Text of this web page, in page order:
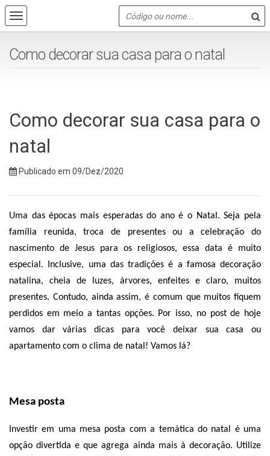
Como decorar sua casa para o natal
Como decorar sua casa para o
natal
Publicado em 09/Dez/2020
Uma das épocas mais esperadas do ano é o Natal. Seja pela
família reunida, troca de presentes ou a celebração do
nascimento de Jesus para os religiosos, essa data é muito
especial. Inclusive, uma das tradições é a famosa decoração
natalina, cheia de luzes, árvores, enfeites e claro, muitos
presentes. Contudo, ainda assim, é comum que muitos fiquem
perdidos em meio a tantas opções. Por isso, no post de hoje
vamos dar várias dicas para você deixar sua casa ou
apartamento com o clima de natal! Vamos lá?
Mesa posta
Investir em uma mesa posta com a temática do natal é uma
opção divertida e que agrega ainda mais à decoração. Utilize